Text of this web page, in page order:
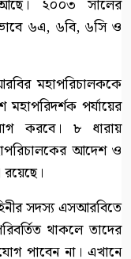
আছে। ২০০৩ সালের
৬এ, ৬বি, ৬সি ও
মহাপরিচালককে
পর্যায়ের
করবে। ৮ ধারায়
আদেশ ও
রয়েছে।
সদস্য এসআরবিতে
থাকলে তাদের
পাবেন না। এখানে